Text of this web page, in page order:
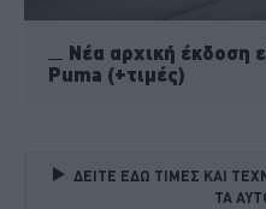
Νέα αρχική έκδοση
Puma (+τιμές)
ΔΕΙΤΕ ΕΔΩ ΤΙΜΕΣ ΚΑΙ
ΤΑ